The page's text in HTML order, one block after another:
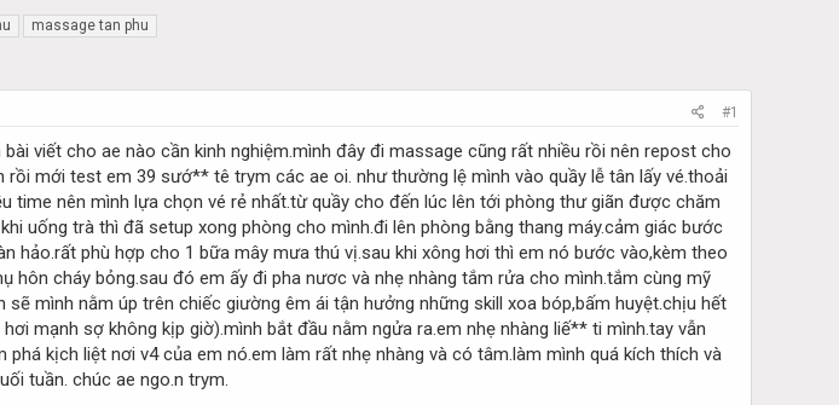
massage tan phu
#1
viết cho ae nào cần kinh nghiệm.mình đây đi massage cũng rất nhiều rồi nên repost cho
rồi mới test em 39 sướ** tê trym các ae oi. như thường lệ mình vào quầy lễ tân lấy vé.thoải
time nên mình lựa chọn vé rẻ nhất.từ quầy cho đến lúc lên tới phòng thư giãn được chăm
uống trà thì đã setup xong phòng cho mình.đi lên phòng bằng thang máy.cảm giác bước
hảo.rất phù hợp cho 1 bữa mây mưa thú vị.sau khi xông hơi thì em nó bước vào,kèm theo
hôn cháy bỏng.sau đó em ấy đi pha nươc và nhẹ nhàng tắm rửa cho mình.tắm cùng mỹ
mình nằm úp trên chiếc giường êm ái tận hưởng những skill xoa bóp,bấm huyệt.chịu hết
mạnh sợ không kịp giờ).mình bắt đầu nằm ngửa ra.em nhẹ nhàng liế** ti mình.tay vẫn
kịch liệt nơi v4 của em nó.em làm rất nhẹ nhàng và có tâm.làm mình quá kích thích và
tuần. chúc ae ngo.n trym.